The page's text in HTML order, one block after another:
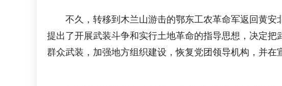
不久，转移到木兰山游击的鄂东工农革命军返回黄安
提出了开展武装斗争和实行土地革命的指导思想，决定
群众武装，加强地方组织建设，恢复党团领导机构，并在